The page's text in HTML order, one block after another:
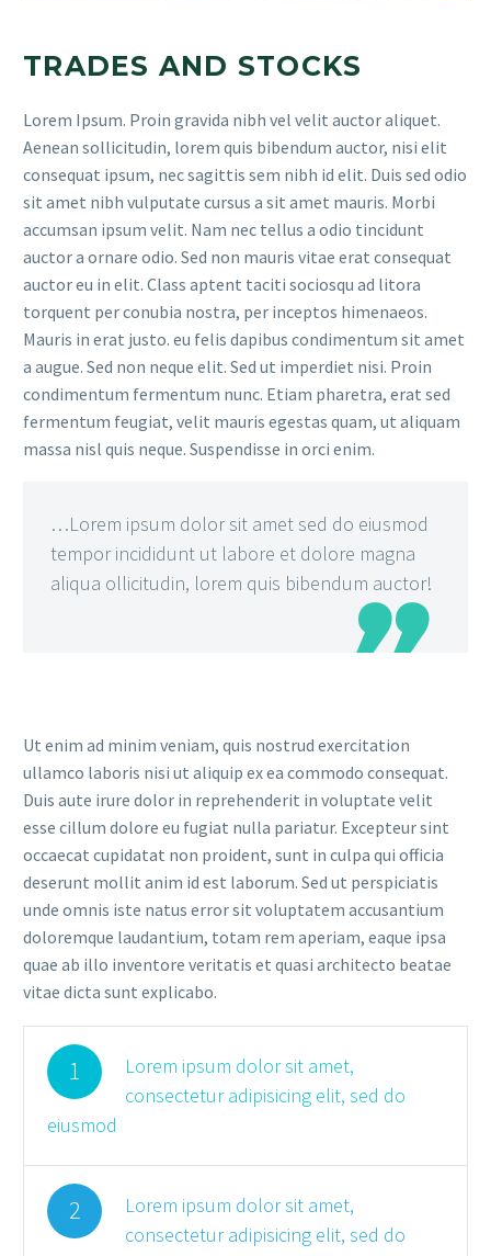
TRADES AND STOCKS
Lorem Ipsum. Proin gravida nibh vel velit auctor aliquet.
Aenean sollicitudin, lorem quis bibendum auctor, nisi elit
consequat ipsum, nec sagittis sem nibh id elit. Duis sed odio
sit amet nibh vulputate cursus a sit amet mauris. Morbi
accumsan ipsum velit. Nam nec tellus a odio tincidunt
auctor a ornare odio. Sed non mauris vitae erat consequat
auctor eu in elit. Class aptent taciti sociosqu ad litora
torquent per conubia nostra, per inceptos himenaeos.
Mauris in erat justo. eu felis dapibus condimentum sit amet
a augue. Sed non neque elit. Sed ut imperdiet nisi. Proin
condimentum fermentum nunc. Etiam pharetra, erat sed
fermentum feugiat, velit mauris egestas quam, ut aliquam
massa nisl quis neque. Suspendisse in orci enim.
…Lorem ipsum dolor sit amet sed do eiusmod
tempor incididunt ut labore et dolore magna
aliqua ollicitudin, lorem quis bibendum auctor!

Ut enim ad minim veniam, quis nostrud exercitation
ullamco laboris nisi ut aliquip ex ea commodo consequat.
Duis aute irure dolor in reprehenderit in voluptate velit
esse cillum dolore eu fugiat nulla pariatur. Excepteur sint
occaecat cupidatat non proident, sunt in culpa qui officia
deserunt mollit anim id est laborum. Sed ut perspiciatis
unde omnis iste natus error sit voluptatem accusantium
doloremque laudantium, totam rem aperiam, eaque ipsa
quae ab illo inventore veritatis et quasi architecto beatae
vitae dicta sunt explicabo.
1
Lorem ipsum dolor sit amet,
consectetur adipisicing elit, sed do
eiusmod
2
Lorem ipsum dolor sit amet,
consectetur adipisicing elit, sed do